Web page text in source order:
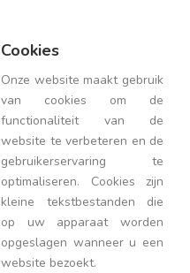
Cookies
Onze website maakt gebruik
van cookies om de
functionaliteit van de
website te verbeteren en de
gebruikerservaring te
optimaliseren. Cookies zijn
kleine tekstbestanden die
op uw apparaat worden
opgeslagen wanneer u een
website bezoekt.